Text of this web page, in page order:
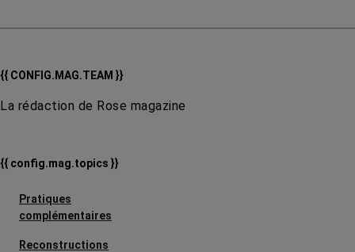
{{ CONFIG.MAG.TEAM }}
La rédaction de Rose magazine
{{ config.mag.topics }}
Pratiques
complémentaires
Reconstructions